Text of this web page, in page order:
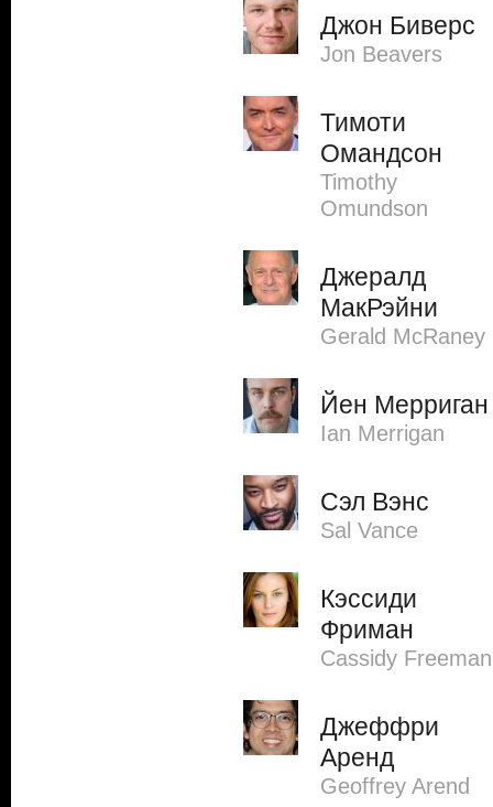
Джон Биверс
Jon Beavers
Тимоти
Омандсон
Timothy
Omundson
Джералд
МакРэйни
Gerald McRaney
Йен Мерриган
Ian Merrigan
Сэл Вэнс
Sal Vance
Кэссиди
Фриман
Cassidy Freeman
Джеффри
Аренд
Geoffrey Arend